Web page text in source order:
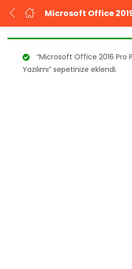
GIRIŞ YAP
Kullanıcı adınızı ve şifrenizi girin.
“Microsoft Office 2016 Pro
Yazılımı” sepetinize eklendi.